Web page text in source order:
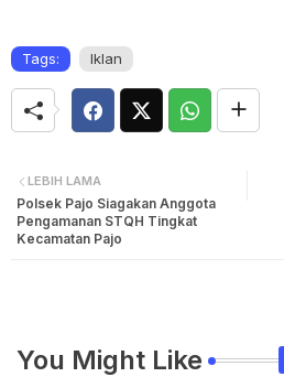
Tags: Iklan
LEBIH LAMA
Polsek Pajo Siagakan Anggota
Pengamanan STQH Tingkat
Kecamatan Pajo
You Might Like